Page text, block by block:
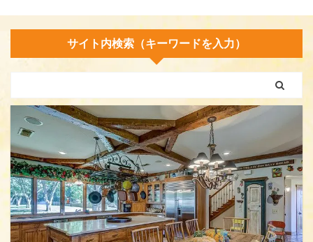
サイト内検索（キーワードを入力）